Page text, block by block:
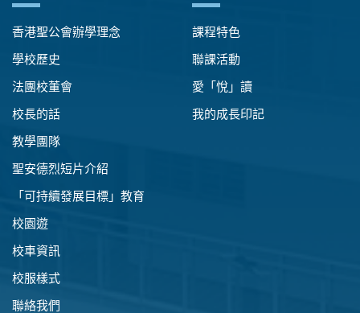
香港聖公會辦學理念
學校歷史
法團校董會
校長的話
教學團隊
聖安德烈短片介紹
「可持續發展目標」教育
校園遊
校車資訊
校服樣式
聯絡我們
課程特色
聯課活動
愛「悅」讀
我的成長印記